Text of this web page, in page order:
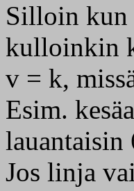
Silloin kun
kulloinkin
v = k,
Esim.
lauantaisin
Jos linja